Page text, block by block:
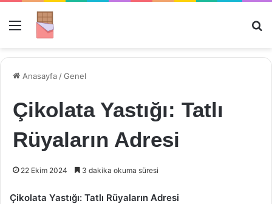
Menü
Anasayfa /Genel
Çikolata Yastığı: Tatlı
Rüyaların Adresi
22 Ekim 2024 3 dakika okuma süresi
Çikolata Yastığı: Tatlı Rüyaların Adresi